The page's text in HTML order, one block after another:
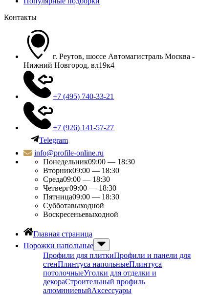
Контакты
г. Реутов, шоссе Автомагистраль Москва -
Нижний Новгород, вл19к4
+7 (495) 740-33-21
+7 (926) 141-57-27
Telegram
info@profile-online.ru
Понедельник09:00 — 18:30
Вторник09:00 — 18:30
Среда09:00 — 18:30
Четверг09:00 — 18:30
Пятница09:00 — 18:30
Субботавыходной
Воскресеньевыходной
Главная страница
Порожки напольные
Профили для плиткиПрофили и панели для
стенПлинтуса напольныеПлинтуса
потолочныеУголки для отделки и
декораСтроительный профиль
алюминиевыйАксессуары